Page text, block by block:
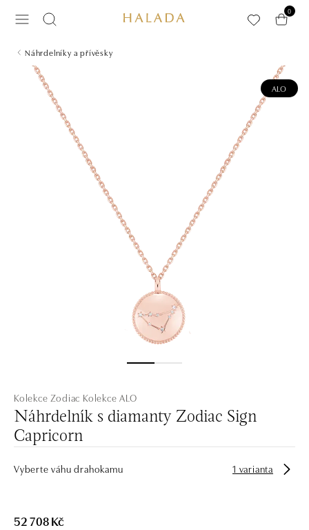
0
Náhrdelníky a přívěsky
ALO
Kolekce Zodiac Kolekce ALO
Náhrdelník s diamanty Zodiac Sign
Capricorn
Vyberte váhu drahokamu 1 varianta
52 708 Kč